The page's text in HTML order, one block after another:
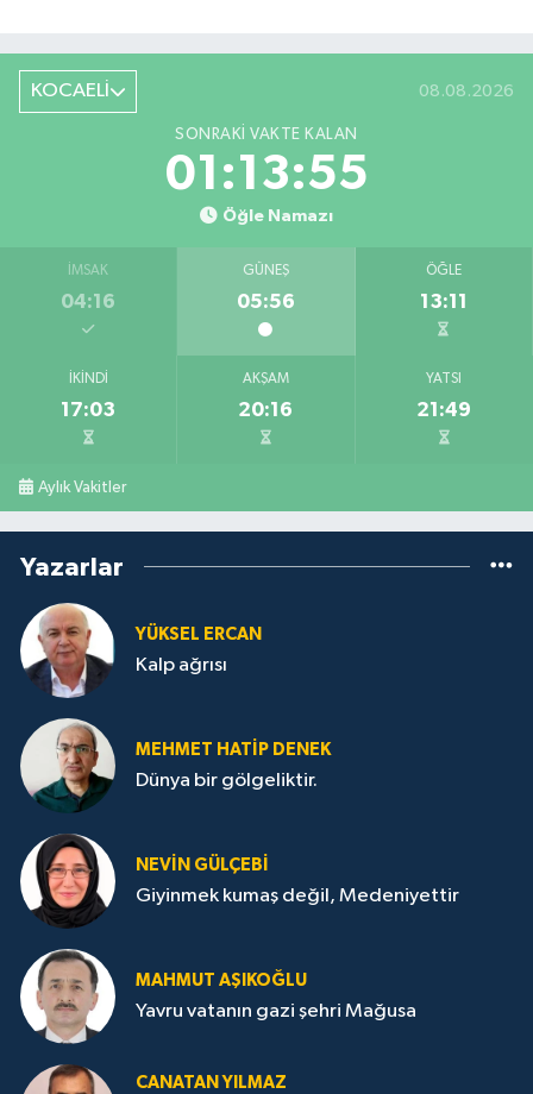
KOCAELİ 08.08.2026
SONRAKI VAKTE KALAN
01:13:55
Öğle Namazı
İMSAK
04:16
GÜNEŞ
05:56
ÖĞLE
13:11
İKINDI
17:03
AKŞAM
20:16
YATSI
21:49
Aylık Vakitler
Yazarlar
YÜKSEL ERCAN
Kalp ağrısı
MEHMET HATİP DENEK
Dünya bir gölgeliktir.
NEVİN GÜLÇEBİ
Giyinmek kumaş değil, Medeniyettir
MAHMUT AŞIKOĞLU
Yavru vatanın gazi şehri Mağusa
CANATAN YILMAZ